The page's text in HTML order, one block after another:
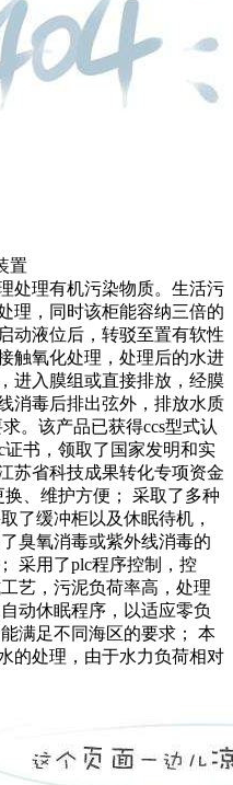
置
处理有机污染物质。生活污
理，同时该柜能容纳三倍的
动液位后，转驳至置有软性
触氧化处理，处理后的水进
进入膜组或直接排放，经膜
消毒后排出弦外，排放水质
。该产品已获得ccs型式认
证书，领取了国家发明和实
苏省科技成果转化专项资金
、维护方便； 采取了多种
了缓冲柜以及休眠待机，
臭氧消毒或紫外线消毒的
采用了plc程序控制，控
艺，污泥负荷率高，处理
动休眠程序，以适应零负
满足不同海区的要求； 本
的处理，由于水力负荷相对